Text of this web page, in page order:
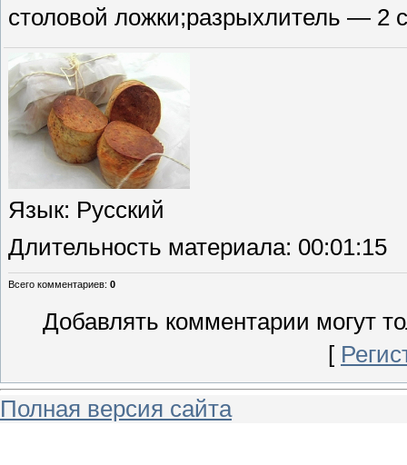
столовой ложки;разрыхлитель — 2
Язык: Русский
Длительность материала: 00:01:15
Всего комментариев: 0
Добавлять комментарии могут
[
Полная версия сайта